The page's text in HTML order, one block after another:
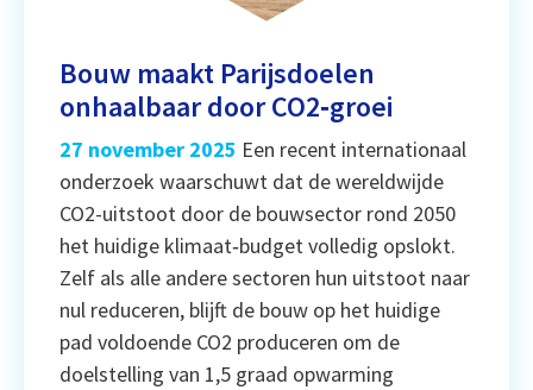
Bouw maakt Parijsdoelen
onhaalbaar door CO2‑groei
27 november 2025 Een recent internationaal
onderzoek waarschuwt dat de wereldwijde
CO2-uitstoot door de bouwsector rond 2050
het huidige klimaat‑budget volledig opslokt.
Zelf als alle andere sectoren hun uitstoot naar
nul reduceren, blijft de bouw op het huidige
pad voldoende CO2 produceren om de
doelstelling van 1,5 graad opwarming